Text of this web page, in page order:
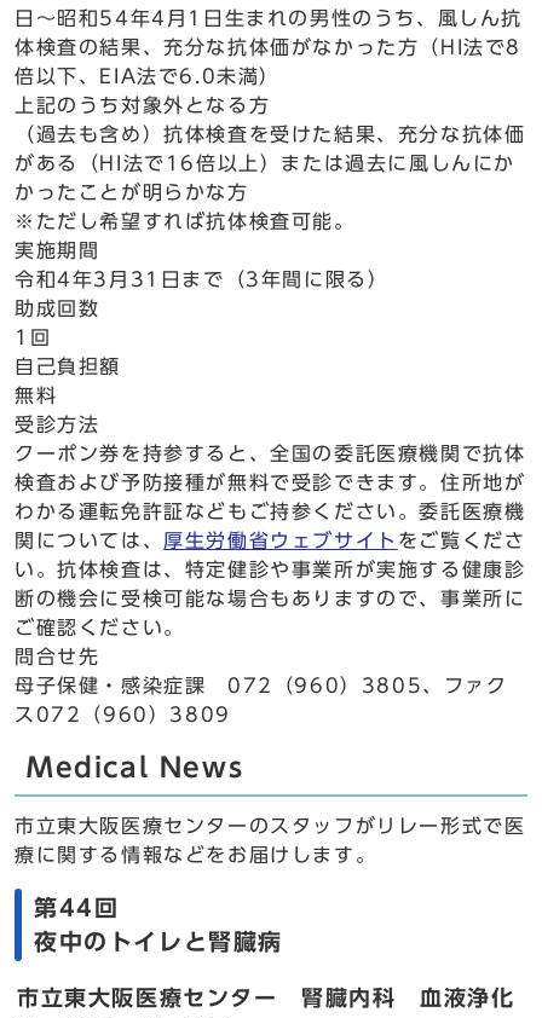
日～昭和54年4月1日生まれの男性のうち、風しん抗
体検査の結果、充分な抗体価がなかった方（HI法で8
倍以下、EIA法で6.0未満）
上記のうち対象外となる方
（過去も含め）抗体検査を受けた結果、充分な抗体価
がある（HI法で16倍以上）または過去に風しんにか
かったことが明らかな方
※ただし希望すれば抗体検査可能。
実施期間
令和4年3月31日まで（3年間に限る）
助成回数
1回
自己負担額
無料
受診方法
クーポン券を持参すると、全国の委託医療機関で抗体
検査および予防接種が無料で受診できます。住所地が
わかる運転免許証などもご持参ください。委託医療機
関については、 厚生労働省ウェブサイト をご覧くださ
い。抗体検査は、特定健診や事業所が実施する健康診
断の機会に受検可能な場合もありますので、事業所に
ご確認ください。
問合せ先
母子保健・感染症課 072（960）3805、ファク
ス072（960）3809
Medical News
市立東大阪医療センターのスタッフがリレー形式で医
療に関する情報などをお届けします。
第44回
夜中のトイレと腎臓病
市立東大阪医療センター 腎臓内科 血液浄化